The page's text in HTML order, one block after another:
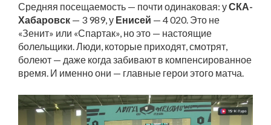
Средняя посещаемость — почти одинаковая: уСКА-
Хабаровск — 3 989, у Енисей — 4 020. Это не
«Зенит» или «Спартак», но это — настоящие
болельщики. Люди, которые приходят, смотрят,
болеют — даже когда забивают в компенсированное
время. И именно они — главные герои этого матча.